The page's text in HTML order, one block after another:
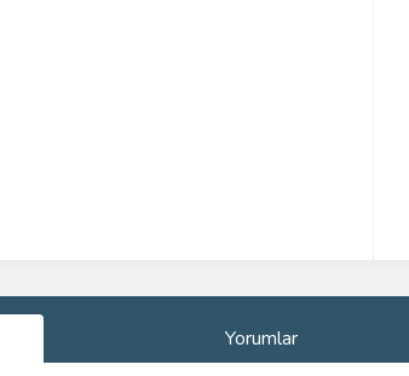
Yorumlar